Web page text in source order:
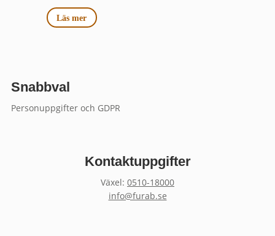
Läs mer
Snabbval
Personuppgifter och GDPR
Kontaktuppgifter
Växel: 0510-18000
info@furab.se